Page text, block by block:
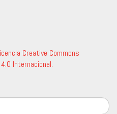
Creative Commons
Internacional.